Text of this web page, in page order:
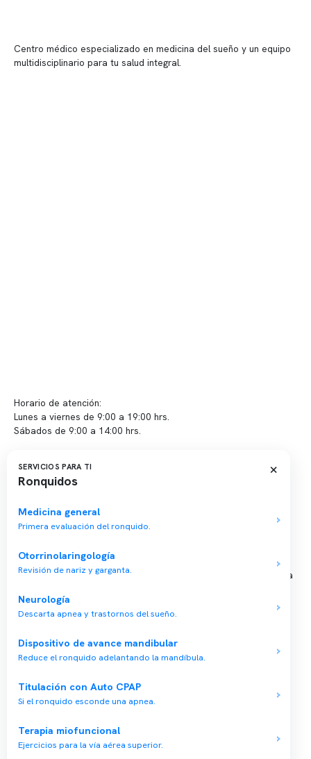
Centro médico especializado en medicina del sueño y un equipo
multidisciplinario para tu salud integral.
Horario de atención:
Lunes a viernes de 9:00 a 19:00 hrs.
Sábados de 9:00 a 14:00 hrs.
Sucursales
📍 Vitacura: Av. Kennedy 5488, Patio Inglés, piso -1, local 003
📍 Providencia: Av. Andrés Bello 2337, local 2
Reserva tu hora
Agenda tu consulta médica o examen del sueño de forma rápida
→ Reservar ahora
Presupuesto de exámenes
Copyright 2026 · Clínica Somno. Todos los derechos reservados.
SERVICIOS PARA TI
Ronquidos
×
Medicina general
Primera evaluación del ronquido.
Otorrinolaringología
Revisión de nariz y garganta.
Neurología
Descarta apnea y trastornos del sueño.
Dispositivo de avance mandibular
Reduce el ronquido adelantando la mandíbula.
Titulación con Auto CPAP
Si el ronquido esconde una apnea.
Terapia miofuncional
Ejercicios para la vía aérea superior.